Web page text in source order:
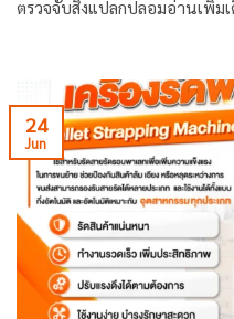
ตรวจจับสิ่งแปลกปลอมอ่านเพิ่ม
24
Jun